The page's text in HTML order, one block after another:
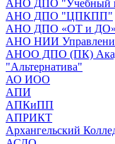
АНО ДПО "Учебный
АНО ДПО "ЦПКПП"
АНО ДПО «ОТ и ДО»
АНО НИИ
АНОО ДПО (ПК)
"Альтернатива"
АО ИОО
АПИ
АПКиПП
АПРИКТ
Архангельский